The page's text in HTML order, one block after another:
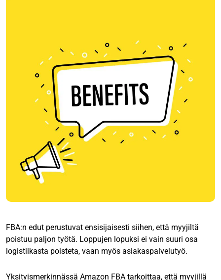
FBA:n edut perustuvat ensisijaisesti siihen, että myyjiltä
poistuu paljon työtä. Loppujen lopuksi ei vain suuri osa
logistiikasta poisteta, vaan myös asiakaspalvelutyö.
Yksityismerkinnässä Amazon FBA tarkoittaa, että myyjillä